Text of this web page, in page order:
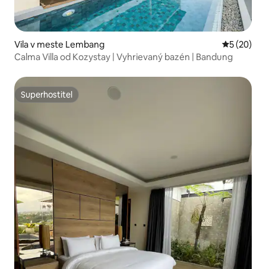
Vila v meste Lembang
5 (20)
Calma Villa od Kozystay | Vyhrievaný bazén | Bandung
Superhostiteľ
Superhostiteľ